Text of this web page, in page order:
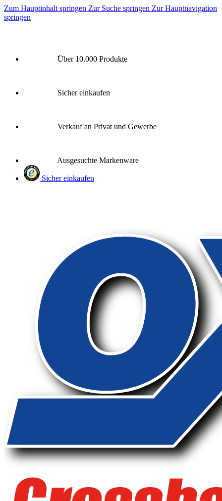
Zum Hauptinhalt springen Zur Suche springen Zur Hauptnavigation
springen
Über 10.000 Produkte
Sicher einkaufen
Verkauf an Privat und Gewerbe
Ausgesuchte Markenware
Sicher einkaufen